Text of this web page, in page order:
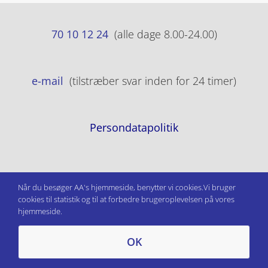
70 10 12 24 (alle dage 8.00-24.00)
e-mail (tilstræber svar inden for 24 timer)
Persondatapolitik
Når du besøger AA's hjemmeside, benytter vi cookies.Vi bruger
cookies til statistik og til at forbedre brugeroplevelsen på vores
hjemmeside.
OK